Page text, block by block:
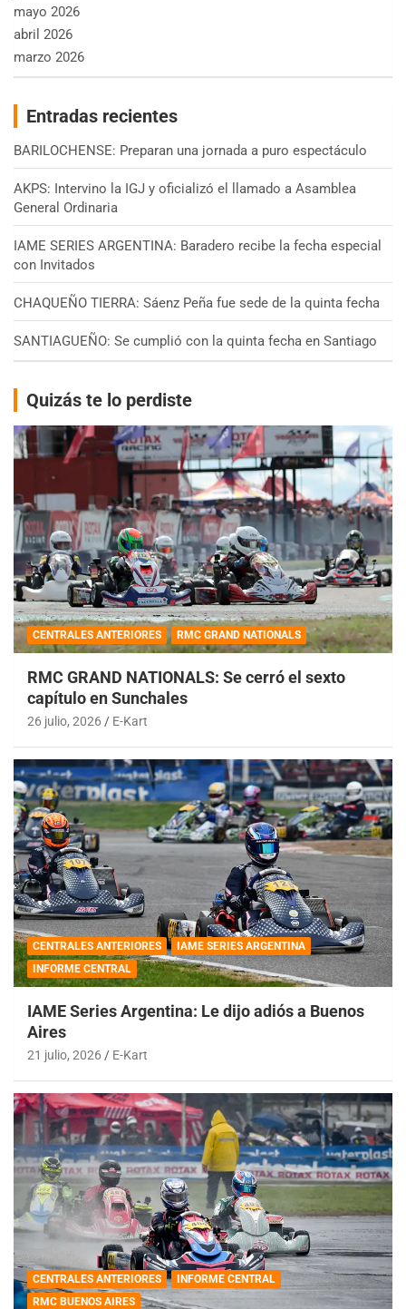
mayo 2026
abril 2026
marzo 2026
Entradas recientes
BARILOCHENSE: Preparan una jornada a puro espectáculo
AKPS: Intervino la IGJ y oficializó el llamado a Asamblea
General Ordinaria
IAME SERIES ARGENTINA: Baradero recibe la fecha especial
con Invitados
CHAQUEÑO TIERRA: Sáenz Peña fue sede de la quinta fecha
SANTIAGUEÑO: Se cumplió con la quinta fecha en Santiago
Quizás te lo perdiste
CENTRALES ANTERIORES RMC GRAND NATIONALS
RMC GRAND NATIONALS: Se cerró el sexto
capítulo en Sunchales
26 julio, 2026 E-Kart
CENTRALES ANTERIORES
IAME SERIES ARGENTINA
INFORME CENTRAL
IAME Series Argentina: Le dijo adiós a Buenos
Aires
21 julio, 2026 E-Kart
CENTRALES ANTERIORES
INFORME CENTRAL
RMC BUENOS AIRES